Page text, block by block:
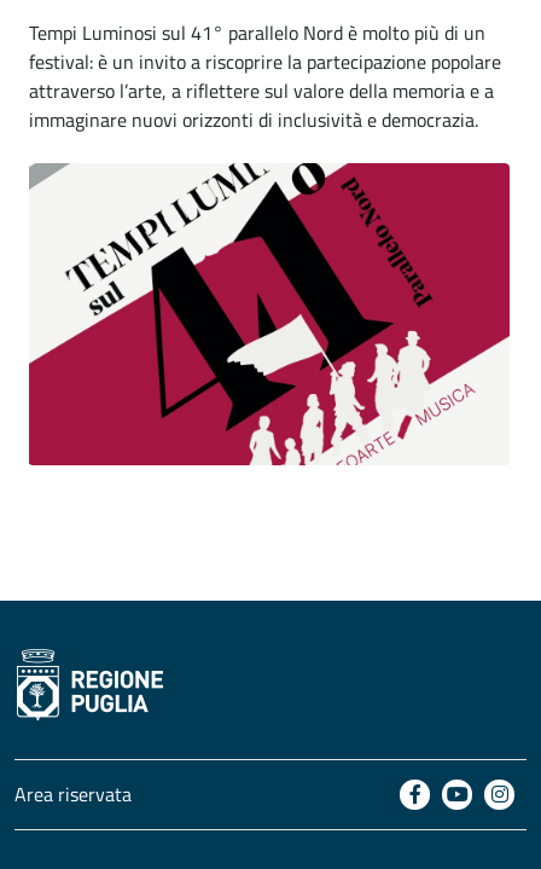
Tempi Luminosi sul 41° parallelo Nord è molto più di un
festival: è un invito a riscoprire la partecipazione popolare
attraverso l’arte, a riflettere sul valore della memoria e a
immaginare nuovi orizzonti di inclusività e democrazia.
Area riservata